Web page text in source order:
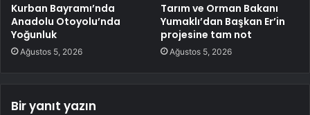
Kurban Bayramı’nda
Anadolu Otoyolu’nda
Yoğunluk
Ağustos 5, 2026
Tarım ve Orman Bakanı
Yumaklı’dan Başkan Er’in
projesine tam not
Ağustos 5, 2026
Bir yanıt yazın